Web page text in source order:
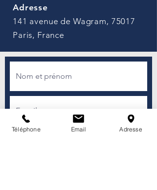
Adresse
141 avenue de Wagram, 75017
Paris, France
Téléphone Email Adresse